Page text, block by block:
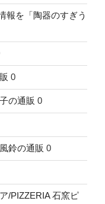
報を「陶器のすぎう
0
の通販 0
鈴の通販 0
/PIZZERIA 石窯ピ